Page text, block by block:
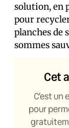
solution, en
pour
planches de
sommes
Cet
C’est
pour